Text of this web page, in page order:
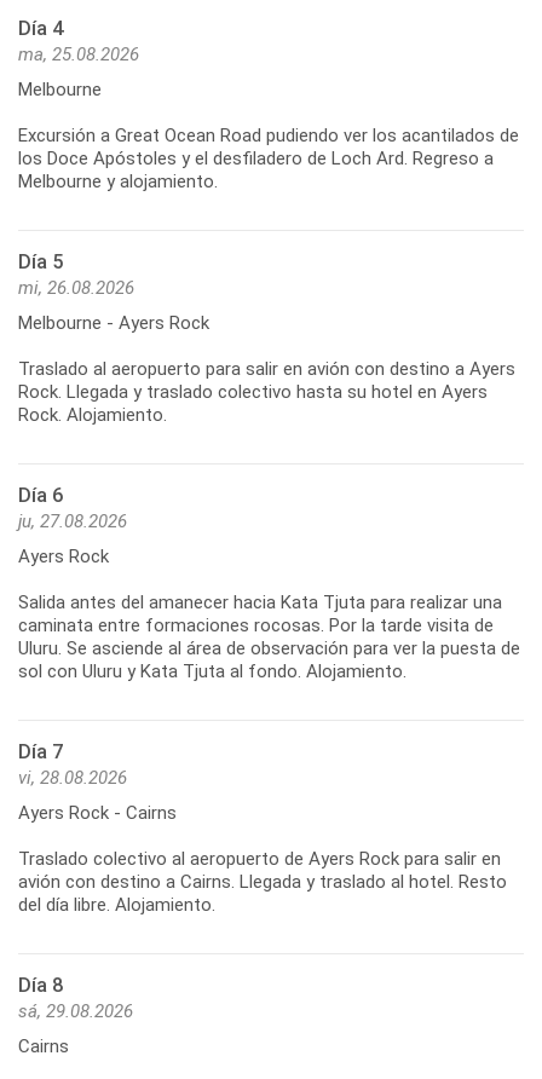
Día 4
ma, 25.08.2026
Melbourne
Excursión a Great Ocean Road pudiendo ver los acantilados de
los Doce Apóstoles y el desfiladero de Loch Ard. Regreso a
Día 5
mi, 26.08.2026
Melbourne - Ayers Rock
Traslado al aeropuerto para salir en avión con destino a Ayers
Rock. Llegada y traslado colectivo hasta su hotel en Ayers
Día 6
ju, 27.08.2026
Ayers Rock
Salida antes del amanecer hacia Kata Tjuta para realizar una
caminata entre formaciones rocosas. Por la tarde visita de
Uluru. Se asciende al área de observación para ver la puesta de
Día 7
vi, 28.08.2026
Ayers Rock - Cairns
Traslado colectivo al aeropuerto de Ayers Rock para salir en
avión con destino a Cairns. Llegada y traslado al hotel. Resto
Día 8
sá, 29.08.2026
Cairns